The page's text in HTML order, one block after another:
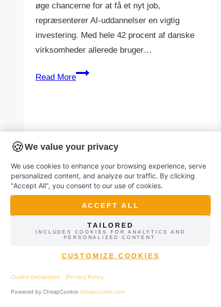
øge chancerne for at få et nyt job,
repræsenterer AI-uddannelser en vigtig
investering. Med hele 42 procent af danske
virksomheder allerede bruger…
Read MoreAnvendelse
AI-
kurser
for
ledige
Bliv praktisk stærk i Notion Workspace AI på
3 timer Notion Workspace AI er blevet et af
de mest fleksible AI-værktøjer til at samle
noter, projekter, videndeling og samarbejde ét
sted. Men i mange organisationer ender det
som endnu et system i rækken, hvor kun de
få nørder får det fulde udbytte. Hos AI-
Read Morenotion
✉ Contact
🍪We value your privacy
We use cookies to enhance your browsing experience, serve
personalized content, and analyze our traffic. By clicking
"Accept All", you consent to our use of cookies.
ACCEPT ALL
TAILORED
INCLUDES COOKIES FOR ANALYTICS AND
PERSONALIZED CONTENT.
CUSTOMIZE COOKIES
Cookie Declaration Privacy Policy
Powered by CheapCookiecheapcookie.com